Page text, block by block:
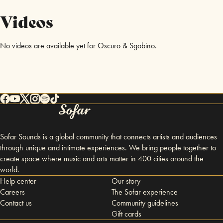
Videos
No videos are available yet for Oscuro & Sgobino.
Sofar Sounds is a global community that connects artists and audiences
through unique and intimate experiences. We bring people together to
create space where music and arts matter in 400 cities around the
world.
Help center
Careers
Contact us
Our story
The Sofar experience
Community guidelines
Gift cards